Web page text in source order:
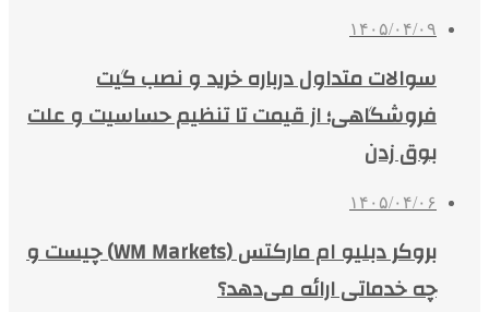
۱۴۰۵/۰۴/۰۹
سوالات متداول درباره خرید و نصب گیت
فروشگاهی؛ از قیمت تا تنظیم حساسیت و علت
بوق زدن
۱۴۰۵/۰۴/۰۶
بروکر دبلیو ام مارکتس (WM Markets) چیست و
چه خدماتی ارائه می‌دهد؟